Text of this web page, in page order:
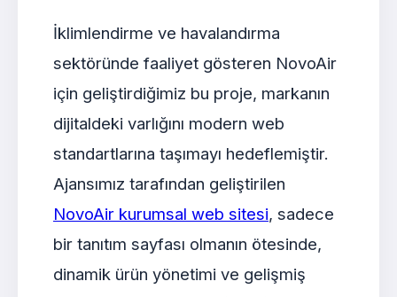
İklimlendirme ve havalandırma
sektöründe faaliyet gösteren NovoAir
için geliştirdiğimiz bu proje, markanın
dijitaldeki varlığını modern web
standartlarına taşımayı hedeflemiştir.
Ajansımız tarafından geliştirilen
NovoAir kurumsal web sitesi, sadece
bir tanıtım sayfası olmanın ötesinde,
dinamik ürün yönetimi ve gelişmiş